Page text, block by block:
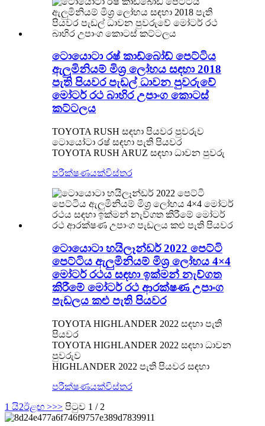
ටොයොටා රෂ් කාඩ්බෝඩ් පෙට්ටිය
ඇලුමිනියම් මිශ්‍ර ලෝහය සඳහා 2018
පැති පියවර පැඩල් ධාවන පුවරුවේ
මෝටර් රථ බාහිර උපාංග කොටස්
කට්ටලය
TOYOTA RUSH සඳහා පියවර පුවරුව
ටොයෝටා රෂ් සඳහා පැති පියවර
TOYOTA RUSH ARUZ සඳහා ධාවන පුවරු
පරීක්ෂණයක්විස්තර
ටොයොටා හයිලෑන්ඩර් 2022 පෙට්ටි
පෙට්ටිය ඇලුමිනියම් මිශ්‍ර ලෝහය 4×4
මෝටර් රථය සඳහා ඉක්මන් නැව්ගත
කිරීමේ මෝටර් රථ ආරක්ෂණ උපාංග
පැඩලය කළු පැති පියවර
TOYOTA HIGHLANDER 2022 සඳහා පැති
පියවර
TOYOTA HIGHLANDER 2022 සඳහා ධාවන
පුවරුව
HIGHLANDER 2022 පැති පියවර සඳහා
පරීක්ෂණයක්විස්තර
1 යි2ඊළඟ >>> පිටුව 1 / 2